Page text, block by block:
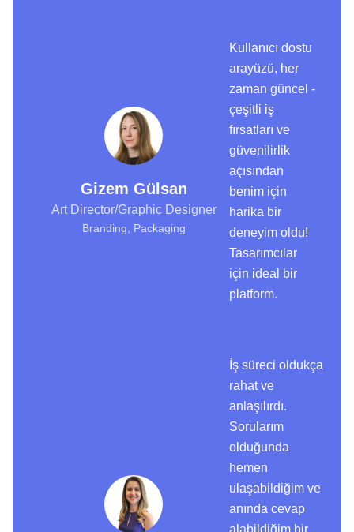
Gizem Gülsan
Art Director/Graphic Designer
Branding, Packaging
Kullanıcı dostu
arayüzü, her
zaman güncel -
çeşitli iş
fırsatları ve
güvenilirlik
açısından
benim için
harika bir
deneyim oldu!
Tasarımcılar
için ideal bir
platform.
İş süreci oldukça
rahat ve
anlaşılırdı.
Sorularım
olduğunda
hemen
ulaşabildiğim ve
anında cevap
alabildiğim bir